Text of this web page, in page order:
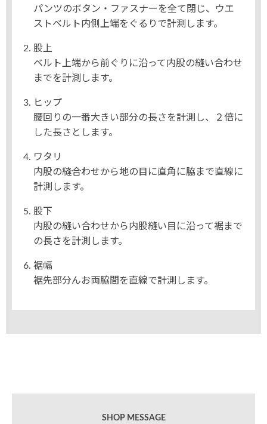
パンツのボタン・ファスナーを全て閉じ、ウエ
ストベルト内側上端をぐるりで計測します。
股上
ベルト上端から前ぐりに沿って内股の縫い合わせ
までを計測します。
ヒップ
腰回りの一番大きい部分の長さを計測し、２倍に
した長さとします。
ワタリ
内股の縫合わせから地の目に直角に脇まで直線に
計測します。
股下
内股の縫い合わせから内股縫い目に沿って裾まで
の長さを計測します。
裾幅
裾先部分んお両脇間を直線で計測します。
SHOP MESSAGE